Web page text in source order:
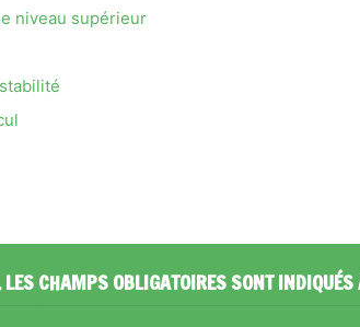
niveau supérieur
LES CHAMPS OBLIGATOIRES SONT INDIQUÉS